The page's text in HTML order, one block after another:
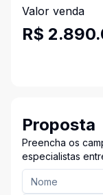
Valor venda
R$
Proposta
Preencha os
especialistas